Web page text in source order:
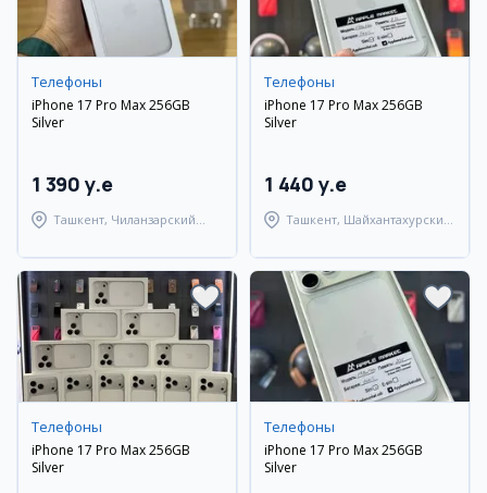
Телефоны
iPhone 17 Pro Max 256GB
Silver
1 390 y.e
Ташкент, Чиланзарский
Телефоны
iPhone 17 Pro Max 256GB
Silver
1 440 y.e
Ташкент, Шайхантахурский
Телефоны
iPhone 17 Pro Max 256GB
Silver
Телефоны
iPhone 17 Pro Max 256GB
Silver